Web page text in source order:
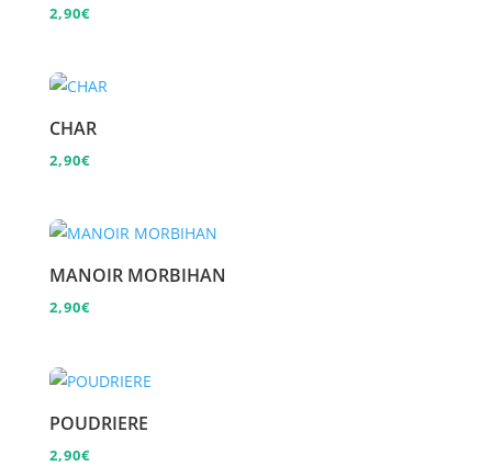
2,90€
CHAR
2,90€
MANOIR MORBIHAN
2,90€
POUDRIERE
2,90€